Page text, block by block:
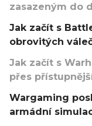
zasazeným do
Jak začít s
obrovitých
Jak začít s
přes
Wargaming
armádní